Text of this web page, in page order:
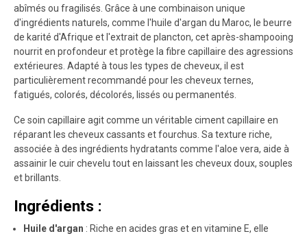
abîmés ou fragilisés. Grâce à une combinaison unique
d'ingrédients naturels, comme l'huile d'argan du Maroc, le beurre
de karité d'Afrique et l'extrait de plancton, cet après-shampooing
nourrit en profondeur et protège la fibre capillaire des agressions
extérieures. Adapté à tous les types de cheveux, il est
particulièrement recommandé pour les cheveux ternes,
fatigués, colorés, décolorés, lissés ou permanentés.
Ce soin capillaire agit comme un véritable ciment capillaire en
réparant les cheveux cassants et fourchus. Sa texture riche,
associée à des ingrédients hydratants comme l'aloe vera, aide à
assainir le cuir chevelu tout en laissant les cheveux doux, souples
et brillants.
Ingrédients :
Huile d'argan : Riche en acides gras et en vitamine E, elle